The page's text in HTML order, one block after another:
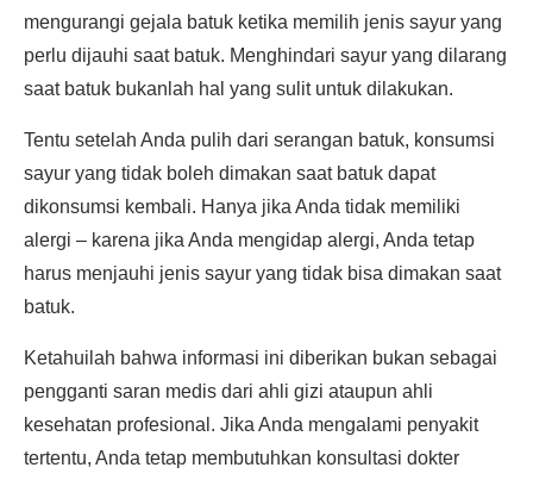
mengurangi gejala batuk ketika memilih jenis sayur yang
perlu dijauhi saat batuk. Menghindari sayur yang dilarang
saat batuk bukanlah hal yang sulit untuk dilakukan.
Tentu setelah Anda pulih dari serangan batuk, konsumsi
sayur yang tidak boleh dimakan saat batuk dapat
dikonsumsi kembali. Hanya jika Anda tidak memiliki
alergi – karena jika Anda mengidap alergi, Anda tetap
harus menjauhi jenis sayur yang tidak bisa dimakan saat
batuk.
Ketahuilah bahwa informasi ini diberikan bukan sebagai
pengganti saran medis dari ahli gizi ataupun ahli
kesehatan profesional. Jika Anda mengalami penyakit
tertentu, Anda tetap membutuhkan konsultasi dokter